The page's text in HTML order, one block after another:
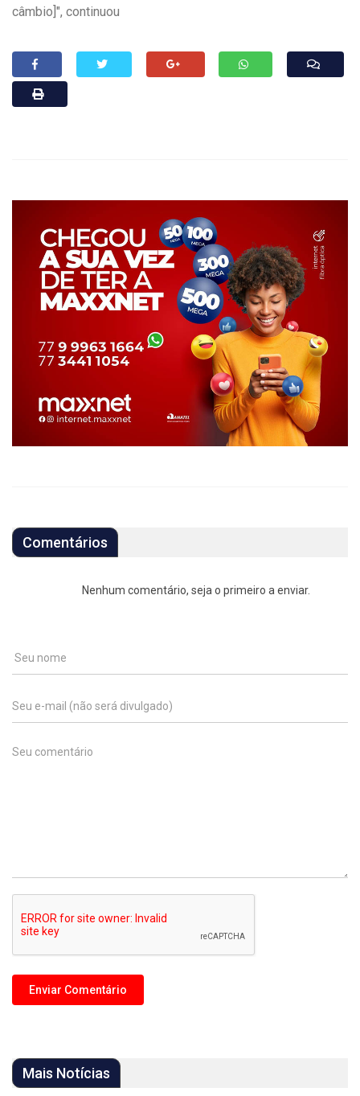
câmbio]", continuou
Comentários
Nenhum comentário, seja o primeiro a enviar.
Mais Notícias